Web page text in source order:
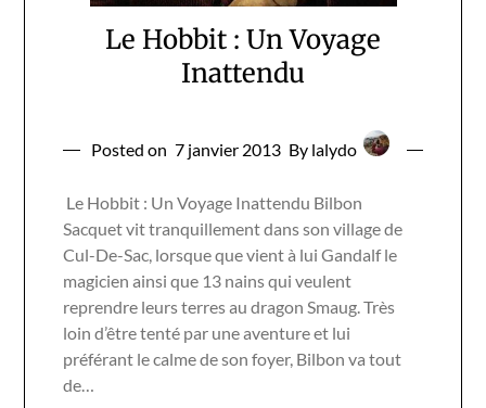
Le Hobbit : Un Voyage
Inattendu
Posted on 7 janvier 2013 By lalydo
Le Hobbit : Un Voyage Inattendu Bilbon
Sacquet vit tranquillement dans son village de
Cul-De-Sac, lorsque que vient à lui Gandalf le
magicien ainsi que 13 nains qui veulent
reprendre leurs terres au dragon Smaug. Très
loin d’être tenté par une aventure et lui
préférant le calme de son foyer, Bilbon va tout
de…